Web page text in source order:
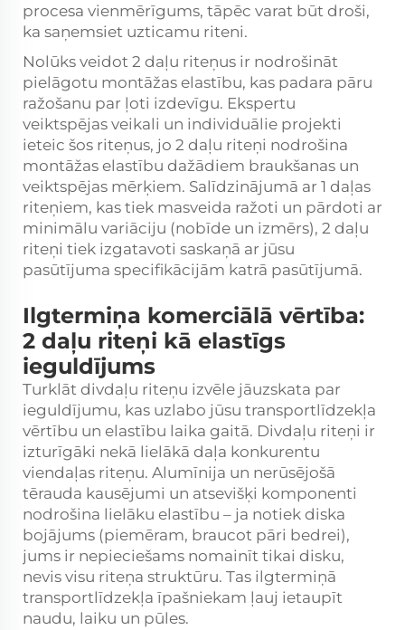
procesa vienmērīgums, tāpēc varat būt droši,
ka saņemsiet uzticamu riteni.
Nolūks veidot 2 daļu riteņus ir nodrošināt
pielāgotu montāžas elastību, kas padara pāru
ražošanu par ļoti izdevīgu. Ekspertu
veiktspējas veikali un individuālie projekti
ieteic šos riteņus, jo 2 daļu riteņi nodrošina
montāžas elastību dažādiem braukšanas un
veiktspējas mērķiem. Salīdzinājumā ar 1 daļas
riteņiem, kas tiek masveida ražoti un pārdoti ar
minimālu variāciju (nobīde un izmērs), 2 daļu
riteņi tiek izgatavoti saskaņā ar jūsu
pasūtījuma specifikācijām katrā pasūtījumā.
Ilgtermiņa komerciālā vērtība:
2 daļu riteņi kā elastīgs
ieguldījums
Turklāt divdaļu riteņu izvēle jāuzskata par
ieguldījumu, kas uzlabo jūsu transportlīdzekļa
vērtību un elastību laika gaitā. Divdaļu riteņi ir
izturīgāki nekā lielākā daļa konkurentu
viendaļas riteņu. Alumīnija un nerūsējošā
tērauda kausējumi un atsevišķi komponenti
nodrošina lielāku elastību – ja notiek diska
bojājums (piemēram, braucot pāri bedrei),
jums ir nepieciešams nomainīt tikai disku,
nevis visu riteņa struktūru. Tas ilgtermiņā
transportlīdzekļa īpašniekam ļauj ietaupīt
naudu, laiku un pūles.